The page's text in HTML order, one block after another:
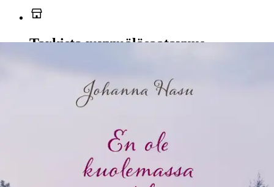
Tarkista myymäläsaatavuus